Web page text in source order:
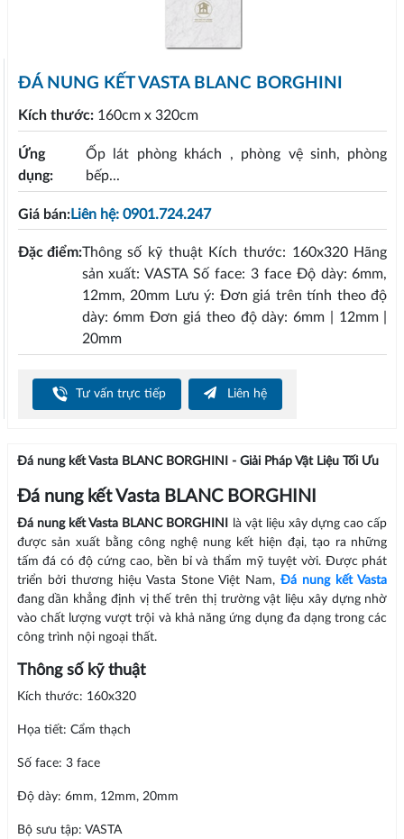
ĐÁ NUNG KẾT VASTA BLANC BORGHINI
Kích thước: 160cm x 320cm
Ứng
dụng:
Ốp lát phòng khách , phòng vệ sinh, phòng
bếp...
Giá bán:Liên hệ: 0901.724.247
Đặc điểm:Thông số kỹ thuật Kích thước: 160x320 Hãng
sản xuất: VASTA Số face: 3 face Độ dày: 6mm,
12mm, 20mm Lưu ý: Đơn giá trên tính theo độ
dày: 6mm Đơn giá theo độ dày: 6mm | 12mm |
20mm
Tư vấn trực tiếp Liên hệ
Đá nung kết Vasta BLANC BORGHINI - Giải Pháp Vật Liệu Tối Ưu
Đá nung kết Vasta BLANC BORGHINI
Đá nung kết Vasta BLANC BORGHINI
là vật liệu xây dựng cao cấp
được sản xuất bằng công nghệ nung kết hiện đại, tạo ra những
tấm đá có độ cứng cao, bền bỉ và thẩm mỹ tuyệt vời. Được phát
triển bởi thương hiệu Vasta Stone Việt Nam,Đá nung kết Vasta
đang dần khẳng định vị thế trên thị trường vật liệu xây dựng nhờ
vào chất lượng vượt trội và khả năng ứng dụng đa dạng trong các
công trình nội ngoại thất.
Thông số kỹ thuật
Kích thước: 160x320
Họa tiết: Cẩm thạch
Số face: 3 face
Độ dày: 6mm, 12mm, 20mm
Bộ sưu tập: VASTA